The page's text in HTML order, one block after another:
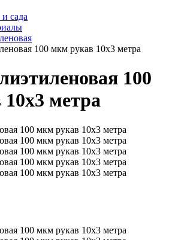
сада
100 мкм рукав 10х3 метра
100
метра